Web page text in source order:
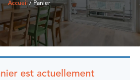
Accueil/ Panier
est actuellement